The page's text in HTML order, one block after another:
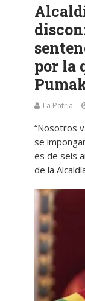
por la
La Patria
“Nosotros
se
es de seis
de la